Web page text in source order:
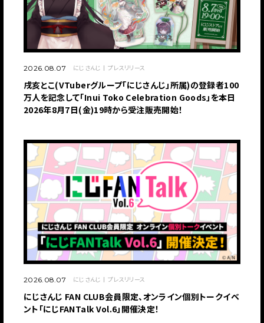
2026.08.07 にじさんじ プレスリリース
戌亥とこ(VTuberグループ「にじさんじ」所属)の登録者100
万人を記念して「Inui Toko Celebration Goods」を本日
2026年8月7日(金)19時から受注販売開始！
2026.08.07 にじさんじ プレスリリース
にじさんじ FAN CLUB会員限定、オンライン個別トークイベ
ント「にじFANTalk Vol.6」開催決定！